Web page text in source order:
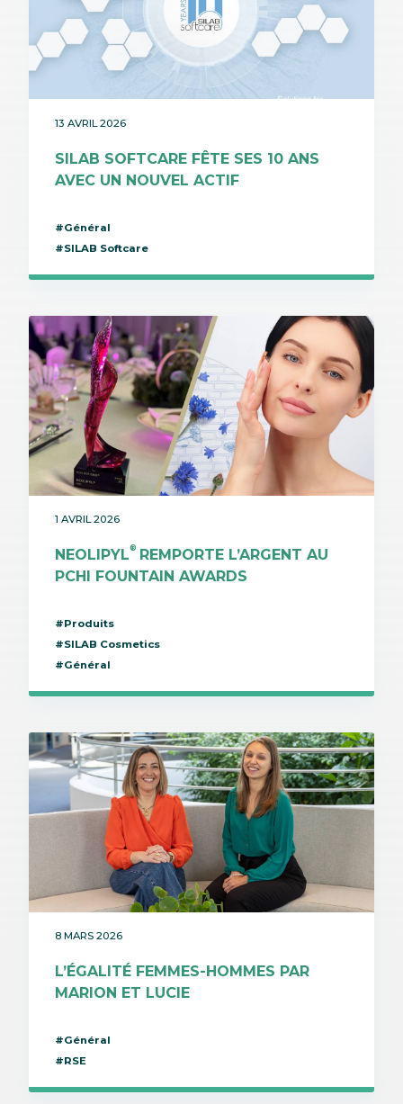
13 AVRIL 2026
SILAB SOFTCARE FÊTE SES 10 ANS
AVEC UN NOUVEL ACTIF
#Général
#SILAB Softcare
1 AVRIL 2026
NEOLIPYL® REMPORTE L’ARGENT AU
PCHI FOUNTAIN AWARDS
#Produits
#SILAB Cosmetics
#Général
8 MARS 2026
L’ÉGALITÉ FEMMES-HOMMES PAR
MARION ET LUCIE
#Général
#RSE